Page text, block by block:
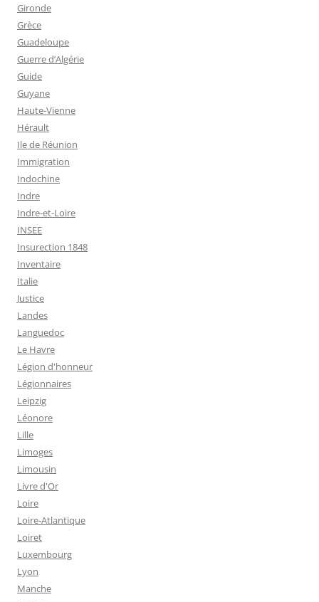
Gironde
Grèce
Guadeloupe
Guerre d’Algérie
Guide
Guyane
Haute-Vienne
Hérault
Ile de Réunion
Immigration
Indochine
Indre
Indre-et-Loire
INSEE
Insurection 1848
Inventaire
Italie
Justice
Landes
Languedoc
Le Havre
Légion d'honneur
Légionnaires
Leipzig
Léonore
Lille
Limoges
Limousin
Livre d'Or
Loire
Loire-Atlantique
Loiret
Luxembourg
Lyon
Manche